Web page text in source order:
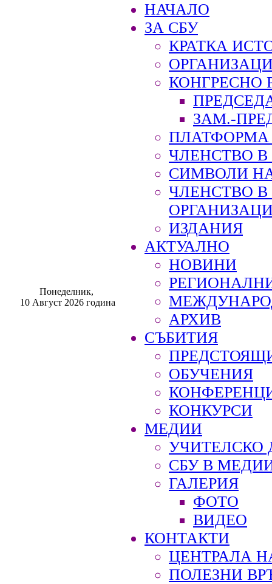
Понеделник,
10 Август 2026 година
НАЧАЛО
ЗА СБУ
КРАТКА
КОНГРЕСНО
ЗАМ.-
ПЛАТФОРМА
ЧЛЕНСТВО В
СИМВОЛИ
ЧЛЕНСТВО
ИЗДАНИЯ
АКТУАЛНО
НОВИНИ
АРХИВ
СЪБИТИЯ
ОБУЧЕНИЯ
КОНКУРСИ
МЕДИИ
УЧИТЕЛСКО
СБУ В
ГАЛЕРИЯ
ФОТО
ВИДЕО
КОНТАКТИ
ЦЕНТРАЛА
ПОЛЕЗНИ